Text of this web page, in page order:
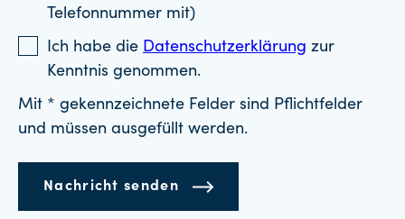
Telefonnummer mit)
Ich habe die Datenschutzerklärung zur
Kenntnis genommen.
Mit * gekennzeichnete Felder sind Pflichtfelder
und müssen ausgefüllt werden.
Nachricht senden